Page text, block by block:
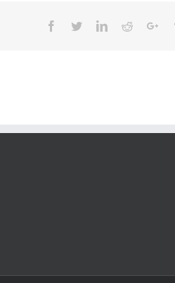
Facebook
TwitterLinkedIn
Reddit